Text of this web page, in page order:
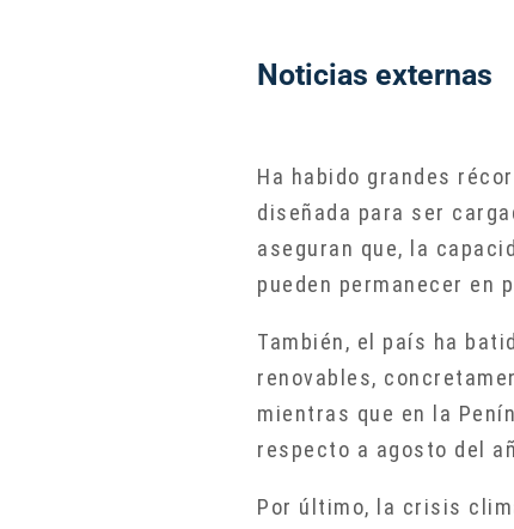
Noticias externas
Ha habido grandes
diseñada para ser
aseguran que, la
pueden permanecer en
También, el país ha
renovables,
mientras que en la
respecto a agosto del
Por último, la crisis